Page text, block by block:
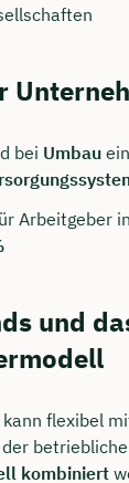
bei Umbau
Arbeitgeber in
und
flexibel
kombiniert